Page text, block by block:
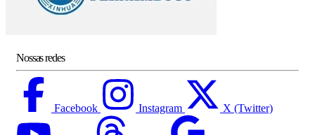
Nossas redes
Facebook Instagram X (Twitter)